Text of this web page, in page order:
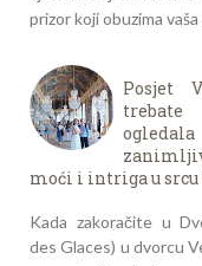
prizor koji obuzima
Posjet
moći i intriga u
Kada zakoračite u
des Glaces) u dvorcu